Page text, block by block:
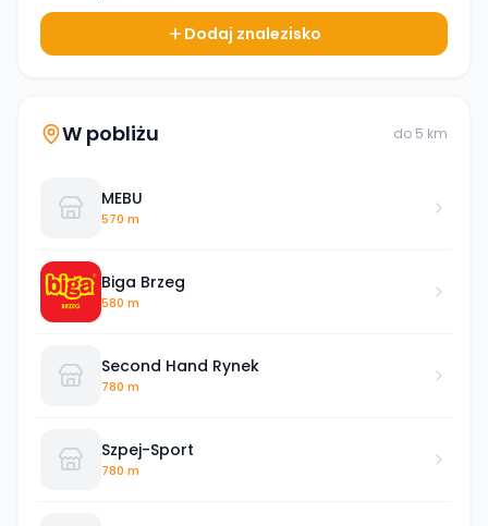
Dodaj znalezisko
W pobliżu do 5 km
MEBU
570 m
Biga Brzeg
580 m
Second Hand Rynek
780 m
Szpej-Sport
780 m